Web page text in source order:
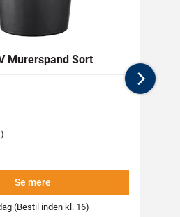
Murerspand Sort
Se mere
(Bestil inden kl. 16)